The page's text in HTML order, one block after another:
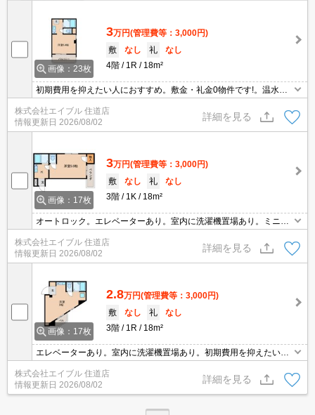
画像：23枚
3万円(管理費等：3,000円)
敷
なし 礼
なし
4階
1R 18m²
初期費用を抑えたい人におすすめ。敷金・礼金0物件です!。温水洗
浄便座付き。TVインターホン付き。バス・トイレ別。エアコン付
き。最上階の角部屋が空きました。IHコンロ付きで、自炊もラクラ
ク!。
株式会社エイブル 住道店
情報更新日 2026/08/02
詳細を見る
画像：17枚
3万円(管理費等：3,000円)
敷
なし 礼
なし
3階
1K 18m²
オートロック。エレベーターあり。室内に洗濯機置場あり。ミニ冷
蔵庫付。退去時、ルームクリーニング料金33,000円。
株式会社エイブル 住道店
情報更新日 2026/08/02
詳細を見る
画像：17枚
2.8万円(管理費等：3,000円)
敷
なし 礼
なし
3階
1R 18m²
エレベーターあり。室内に洗濯機置場あり。初期費用を抑えたい人
におすすめ。
株式会社エイブル 住道店
情報更新日 2026/08/02
詳細を見る